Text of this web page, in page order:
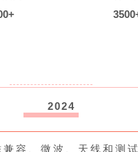
2024
容、微波、天线和测